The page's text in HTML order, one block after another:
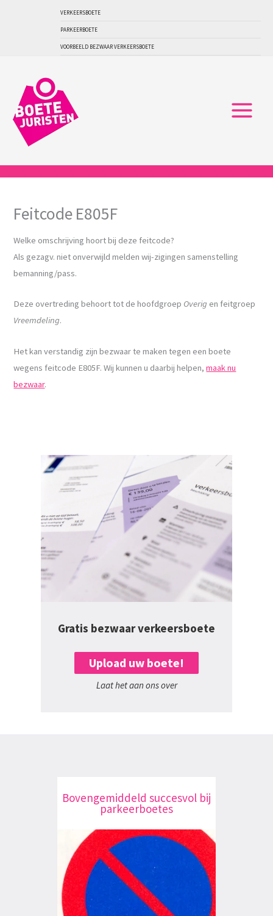
VERKEERSBOETE
PARKEERBOETE
VOORBEELD BEZWAAR VERKEERSBOETE
Feitcode E805F
Welke omschrijving hoort bij deze feitcode?
Als gezagv. niet onverwijld melden wij-zigingen samenstelling
bemanning/pass.
Deze overtreding behoort tot de hoofdgroep Overig en feitgroep
Vreemdeling.
Het kan verstandig zijn bezwaar te maken tegen een boete
wegens feitcode E805F. Wij kunnen u daarbij helpen,maak nu
bezwaar.
Gratis bezwaar verkeersboete
Upload uw boete!
Laat het aan ons over
Bovengemiddeld succesvol bij
parkeerboetes